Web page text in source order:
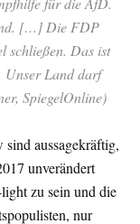
[…] Die FDP
schließen. Das ist
Unser Land darf
SpiegelOnline)
aussagekräftig,
unverändert
zu sein und die
nur